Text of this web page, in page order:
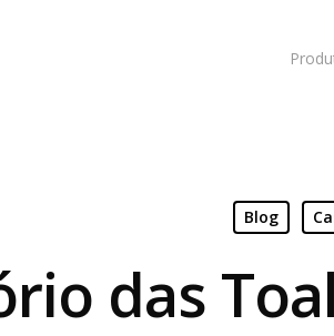
Blog
das